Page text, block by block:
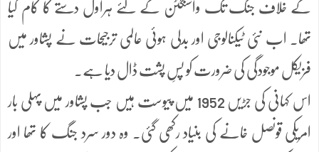
کے خلاف جنگ تک واشنگٹن کے لئے ہراول دستے کا کام کیا
تھا۔ اب نئی ٹیکنالوجی اور بدلی ہوئی عالمی ترجیحات نے پشاور میں
فزیکل موجودگی کی ضرورت کو پسِ پشت ڈال دیا ہے۔
اس کہانی کی جڑیں 1952 میں پیوست ہیں جب پشاور میں پہلی بار
امریکی قونصل خانے کی بنیاد رکھی گئی۔ وہ دور سرد جنگ کا تھا اور